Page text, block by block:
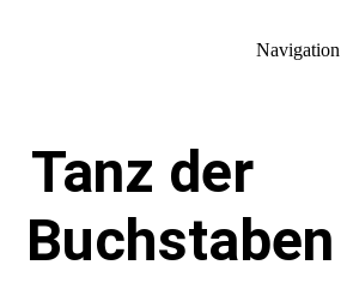
Navigation
Tanz der
Buchstaben